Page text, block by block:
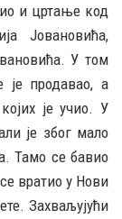
и цртање код
Јовановића,
У том
је продавао, а
је учио. У
је због мало
Тамо се бавио
вратио у Нови
Захваљујући